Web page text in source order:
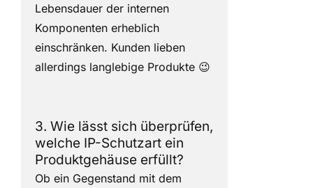
Lebensdauer der internen
Komponenten erheblich
einschränken. Kunden lieben
allerdings langlebige Produkte 😉
3. Wie lässt sich überprüfen,
welche IP-Schutzart ein
Produktgehäuse erfüllt?
Ob ein Gegenstand mit dem